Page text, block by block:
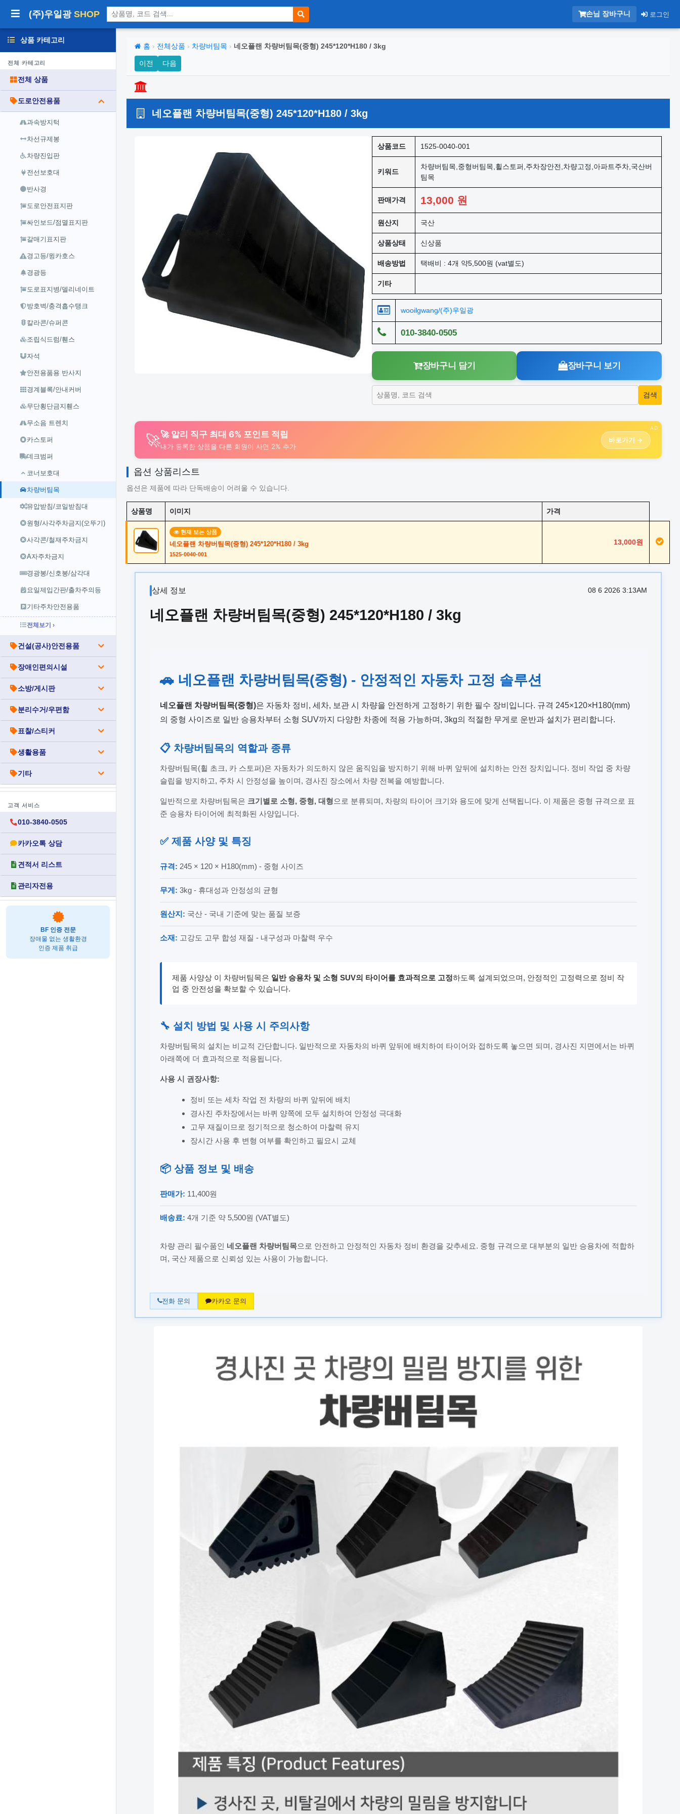
(주)우일광 SHOP 상품 검색 손님 장바구니 로그인
상품 카테고리
전체 카테고리
전체 상품
도로안전용품
과속방지턱
차선규제봉
차량진입판
전선보호대
반사경
도로안전표지판
싸인보드/점멸표지판
갈매기표지판
경고등/윙카호스
경광등
도로표지병/델리네이트
방호벽/충격흡수탱크
칼라콘/슈퍼콘
조립식드럼/휀스
자석
안전용품용 반사지
경계블록/안내커버
무단횡단금지휀스
무소음 트렌치
카스토퍼
데크범퍼
코너보호대
차량버팀목
유압받침/코일받침대
원형/사각주차금지(오뚜기)
사각콘/철재주차금지
A자주차금지
경광봉/신호봉/삼각대
요일제입간판/출차주의등
기타주차안전용품
전체보기 ›
건설(공사)안전용품
장애인편의시설
소방/게시판
분리수거/우편함
표찰/스티커
생활용품
기타
고객 서비스
010-3840-0505
카카오톡 상담
견적서 리스트
관리자전용
BF 인증 전문
장애물 없는 생활환경
인증 제품 취급
홈 › 전체상품 › 차량버팀목 › 네오플랜 차량버팀목(중형) 245*120*H180 / 3kg
이전 다음
네오플랜 차량버팀목(중형) 245*120*H180 / 3kg
상품코드 1525-0040-001
키워드
차량버팀목,중형버팀목,휠스토퍼,주차장안전,차량고정,아파트주차,국산버
팀목
판매가격 13,000 원
원산지 국산
상품상태 신상품
배송방법 택배비 : 4개 약5,500원 (vat별도)
기타
wooilgwang/(주)우일광
010-3840-0505
장바구니 담기 장바구니 보기
AD
🚀🚀 알리 직구 최대 6% 포인트 적립
내가 등록한 상품을 다른 회원이 사면 2% 추가
바로가기 →
옵션 상품리스트
옵션은 제품에 따라 단독배송이 어려울 수 있습니다.
상품명 이미지 가격
현재 보는 상품
네오플랜 차량버팀목(중형) 245*120*H180 / 3kg
1525-0040-001
13,000원
상세 정보 08 6 2026 3:13AM
네오플랜 차량버팀목(중형) 245*120*H180 / 3kg
🚗 네오플랜 차량버팀목(중형) - 안정적인 자동차 고정 솔루션
네오플랜 차량버팀목(중형)은 자동차 정비, 세차, 보관 시 차량을 안전하게 고정하기 위한 필수 장비입니다. 규격 245×120×H180(mm)
의 중형 사이즈로 일반 승용차부터 소형 SUV까지 다양한 차종에 적용 가능하며, 3kg의 적절한 무게로 운반과 설치가 편리합니다.
📋 차량버팀목의 역할과 종류
차량버팀목(휠 초크, 카 스토퍼)은 자동차가 의도하지 않은 움직임을 방지하기 위해 바퀴 앞뒤에 설치하는 안전 장치입니다. 정비 작업 중 차량
슬립을 방지하고, 주차 시 안정성을 높이며, 경사진 장소에서 차량 전복을 예방합니다.
일반적으로 차량버팀목은 크기별로 소형, 중형, 대형으로 분류되며, 차량의 타이어 크기와 용도에 맞게 선택됩니다. 이 제품은 중형 규격으로 표
준 승용차 타이어에 최적화된 사양입니다.
✅ 제품 사양 및 특징
규격: 245 × 120 × H180(mm) - 중형 사이즈
무게: 3kg - 휴대성과 안정성의 균형
원산지: 국산 - 국내 기준에 맞는 품질 보증
소재: 고강도 고무 합성 재질 - 내구성과 마찰력 우수
제품 사양상 이 차량버팀목은 일반 승용차 및 소형 SUV의 타이어를 효과적으로 고정하도록 설계되었으며, 안정적인 고정력으로 정비 작
업 중 안전성을 확보할 수 있습니다.
🔧 설치 방법 및 사용 시 주의사항
차량버팀목의 설치는 비교적 간단합니다. 일반적으로 자동차의 바퀴 앞뒤에 배치하여 타이어와 접하도록 놓으면 되며, 경사진 지면에서는 바퀴
아래쪽에 더 효과적으로 적용됩니다.
사용 시 권장사항:
정비 또는 세차 작업 전 차량의 바퀴 앞뒤에 배치
경사진 주차장에서는 바퀴 양쪽에 모두 설치하여 안정성 극대화
고무 재질이므로 정기적으로 청소하여 마찰력 유지
장시간 사용 후 변형 여부를 확인하고 필요시 교체
📦 상품 정보 및 배송
판매가: 11,400원
배송료: 4개 기준 약 5,500원 (VAT별도)
차량 관리 필수품인 네오플랜 차량버팀목으로 안전하고 안정적인 자동차 정비 환경을 갖추세요. 중형 규격으로 대부분의 일반 승용차에 적합하
며, 국산 제품으로 신뢰성 있는 사용이 가능합니다.
전화 문의 카카오 문의